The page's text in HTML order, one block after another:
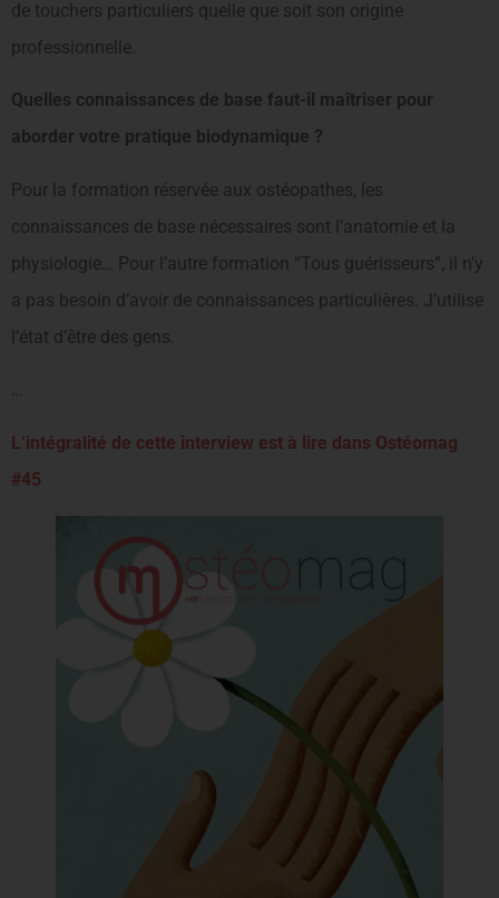
de touchers particuliers quelle que soit son origine
professionnelle.
Quelles connaissances de base faut-il maîtriser pour
aborder votre pratique biodynamique ?
Pour la formation réservée aux ostéopathes, les
connaissances de base nécessaires sont l’anatomie et la
physiologie… Pour l’autre formation “Tous guérisseurs”, il n’y
a pas besoin d’avoir de connaissances particulières. J’utilise
l’état d’être des gens.
…
L’intégralité de cette interview est à lire dans Ostéomag
#45